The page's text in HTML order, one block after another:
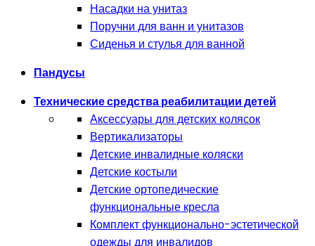
Насадки на унитаз
Поручни для ванн и унитазов
Сиденья и стулья для ванной
Пандусы
Технические средства реабилитации детей
Аксессуары для детских колясок
Вертикализаторы
Детские инвалидные коляски
Детские костыли
Детские ортопедические
функциональные кресла
Комплект функционально-эстетической
одежды для инвалидов